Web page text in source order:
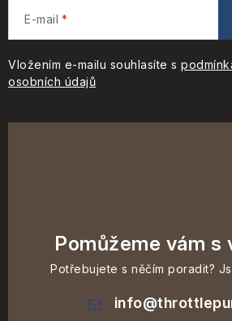
E-mail
Vložením e-mailu souhlasíte s
osobních údajů
Pomůžeme vám s
Potřebujete s něčím poradit?
info@